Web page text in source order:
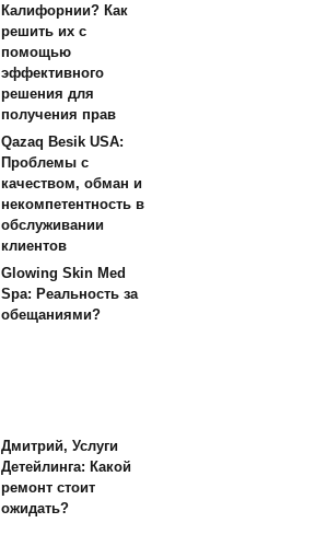
Калифорнии? Как
решить их с
помощью
эффективного
решения для
получения прав
Qazaq Besik USA:
Проблемы с
качеством, обман и
некомпетентность в
обслуживании
клиентов
Glowing Skin Med
Spa: Реальность за
обещаниями?
Дмитрий, Услуги
Детейлинга: Какой
ремонт стоит
ожидать?